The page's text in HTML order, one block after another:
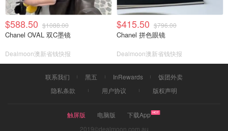
$588.50 $1088.00
Chanel OVAL 双C墨镜
Dealmoon澳新省钱快报
$415.50 $796.00
Chanel 拼色眼镜
Dealmoon澳新省钱快报
联系我们 黑五 InRewards
饭团外卖
隐私条款
用户协议 版权声明
触屏版 电脑版
下载App
2019©dealmoon.com.au